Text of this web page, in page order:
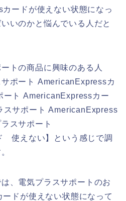
ードが使えない状態になっ
いのかと悩んでいる人だと
トの商品に興味のある人
ポート AmericanExpressカ
ート AmericanExpressカー
サポート AmericanExpress
スサポート
使えない】という感じで調
、電気プラスサポートのお
ドが使えない状態になって